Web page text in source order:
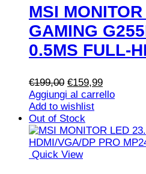
MSI
GAMING
0.5MS FULL-
€199,00 Il
prezzo
originale
era:
€199,00.
€159,99Il
prezzo
€159,99.
Aggiungi al carrello
Add to wishlist
Out of Stock
Quick View